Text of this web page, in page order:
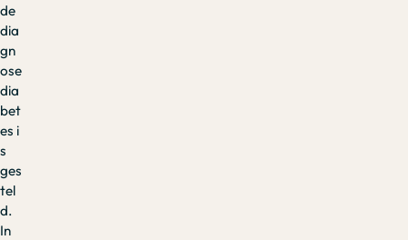
de
dia
gn
ose
dia
bet
es i
s
ges
tel
d.
In